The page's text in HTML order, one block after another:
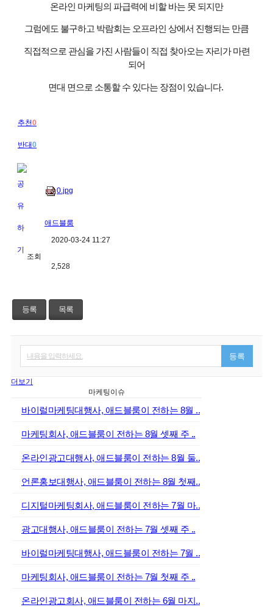
온라인 마케팅의 파급력에 비할 바는 못 되지만
그럼에도 불구하고 박람회는 오프라인 상에서 진행되는 만큼
직접적으로 관심을 가진 사람들이 직접 찾아오는 자리가 마련
되어
면대 면으로 소통할 수 있다는 장점이 있습니다.
추천0
반대0
0.jpg
애드블룸
2020-03-24 11:27
조회
2,528
등록 목록
내용을 입력하세요. 등록
더보기
마케팅이슈
바이럴마케팅대행사, 애드블룸이 전하는 8월 ..
마케팅회사, 애드블룸이 전하는 8월 셋째 주 ..
온라인광고대행사, 애드블룸이 전하는 8월 둘..
언론홍보대행사, 애드블룸이 전하는 8월 첫째..
디지털마케팅회사, 애드블룸이 전하는 7월 마..
광고대행사, 애드블룸이 전하는 7월 셋째 주 ..
바이럴마케팅대행사, 애드블룸이 전하는 7월 ..
마케팅회사, 애드블룸이 전하는 7월 첫째 주 ..
온라인광고회사, 애드블룸이 전하는 6월 마지..